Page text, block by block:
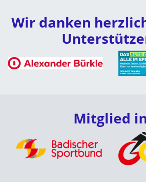
Wir danken
Mitglied